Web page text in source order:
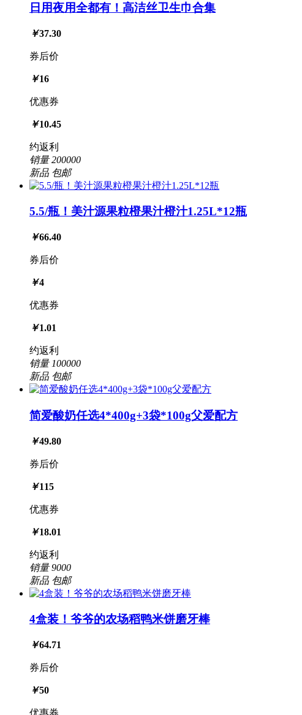
日用夜用全都有！高洁丝卫生巾合集
￥37.30
券后价
￥16
优惠券
￥10.45
约返利
销量200000
新品 包邮
5.5/瓶！美汁源果粒橙果汁橙汁1.25L*12瓶
￥66.40
券后价
￥4
优惠券
￥1.01
约返利
销量 100000
新品 包邮
简爱酸奶任选4*400g+3袋*100g父爱配方
￥49.80
券后价
￥115
优惠券
￥18.01
约返利
销量9000
新品 包邮
4盒装！爷爷的农场稻鸭米饼磨牙棒
￥64.71
券后价
￥50
优惠券